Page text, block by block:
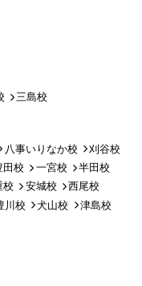
三島校
八事いりなか校
刈谷校
田校 一宮校
半田校
校 安城校
西尾校
川校 犬山校
津島校